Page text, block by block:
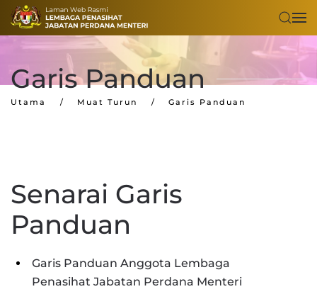
Skip to main content
Garis Panduan
Utama Muat Turun Garis Panduan
Senarai Garis
Panduan
Garis Panduan Anggota Lembaga
Penasihat Jabatan Perdana Menteri